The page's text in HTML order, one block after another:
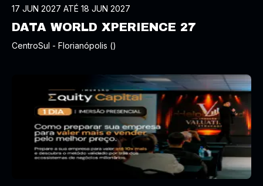
17 JUN 2027 ATÉ 18 JUN 2027
DATA WORLD XPERIENCE 27
CentroSul - Florianópolis ()